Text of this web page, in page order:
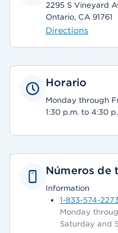
2295 S Vineyard
Ontario, CA 91761
Directions
Horario
Monday through
1:30 p.m. to 4:30
Números de
Information
1-833-574-2273
Monday
Saturday and